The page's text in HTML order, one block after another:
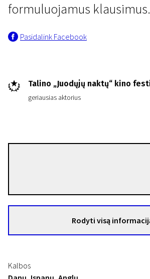
formuluojamus klausimus.
Pasidalink Facebook
Talino „Juodųjų naktų“ kino
geriausias aktorius
Rodyti visą
Kalbos